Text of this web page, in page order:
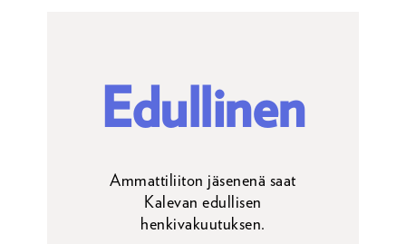
Edullinen
Ammattiliiton jäsenenä saat
Kalevan edullisen
henkivakuutuksen.